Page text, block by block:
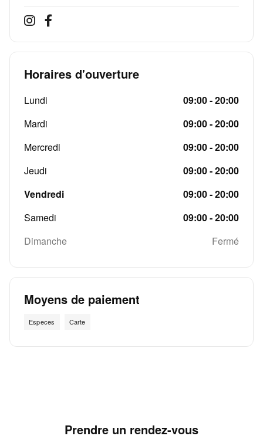
Horaires d'ouverture
Lundi
09:00 - 20:00
Mardi
09:00 - 20:00
Mercredi
09:00 - 20:00
Jeudi
09:00 - 20:00
Vendredi
09:00 - 20:00
Samedi
09:00 - 20:00
Dimanche
Fermé
Moyens de paiement
Especes Carte
Prendre un rendez-vous